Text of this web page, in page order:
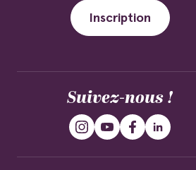
Inscription
Suivez-nous !